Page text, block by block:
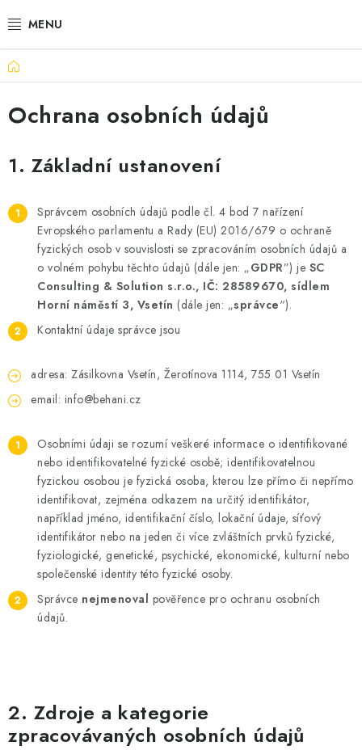
na
BOTY PÁNSKÉ
BOTY DÁMSKÉ
DOPLŇKY
DÁRKOVÉ POUKAZY
VELIKOSTNÍ TABULKY
BOTY DĚTSKÉ
OBLEČENÍ
VÝŽIVA
SPORTY
MEGA SLEVY
NOVINKY
OBLÍBENÉ DROBNOSTI
Domů
Ochrana osobních údajů
1. Základní ustanovení
Správcem osobních údajů podle čl. 4 bod 7 nařízení
Evropského parlamentu a Rady (EU) 2016/679 o ochraně
fyzických osob v souvislosti se zpracováním osobních údajů a
o volném pohybu těchto údajů (dále jen: „GDPR”) je SC
Consulting & Solution s.r.o., IČ: 28589670, sídlem
Horní náměstí 3, Vsetín (dále jen: „správce“).
Kontaktní údaje správce jsou
adresa: Zásilkovna Vsetín, Žerotínova 1114, 755 01 Vsetín
email: info@behani.cz
Osobními údaji se rozumí veškeré informace o identifikované
nebo identifikovatelné fyzické osobě; identifikovatelnou
fyzickou osobou je fyzická osoba, kterou lze přímo či nepřímo
identifikovat, zejména odkazem na určitý identifikátor,
například jméno, identifikační číslo, lokační údaje, síťový
identifikátor nebo na jeden či více zvláštních prvků fyzické,
fyziologické, genetické, psychické, ekonomické, kulturní nebo
společenské identity této fyzické osoby.
Správce nejmenoval pověřence pro ochranu osobních
údajů.
2. Zdroje a kategorie
zpracovávaných osobních údajů